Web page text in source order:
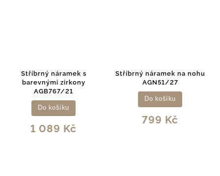
Stříbrný náramek na nohu
AGN51/27
799 Kč
Do košíku
Dvojitý stříbrný náramek
AGB734/21
909 Kč
Do košíku